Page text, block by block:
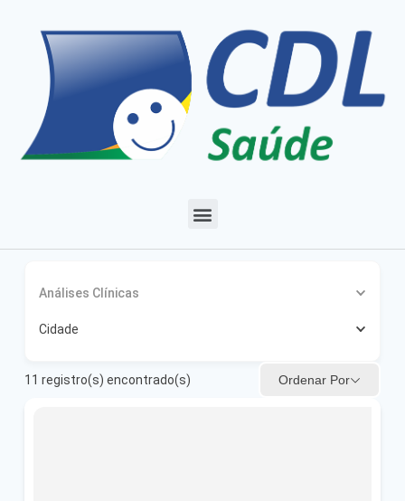
Análises Clínicas
Cidade
11 registro(s) encontrado(s) Ordenar Por